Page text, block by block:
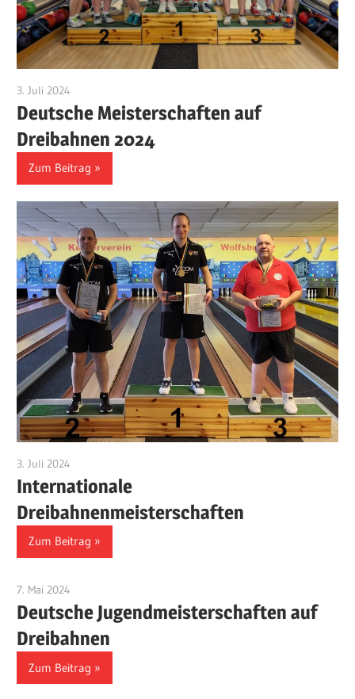
3. Juli 2024
Deutsche Meisterschaften auf
Dreibahnen 2024
Zum Beitrag
3. Juli 2024
Internationale
Dreibahnenmeisterschaften
Zum Beitrag
7. Mai 2024
Deutsche Jugendmeisterschaften auf
Dreibahnen
Zum Beitrag